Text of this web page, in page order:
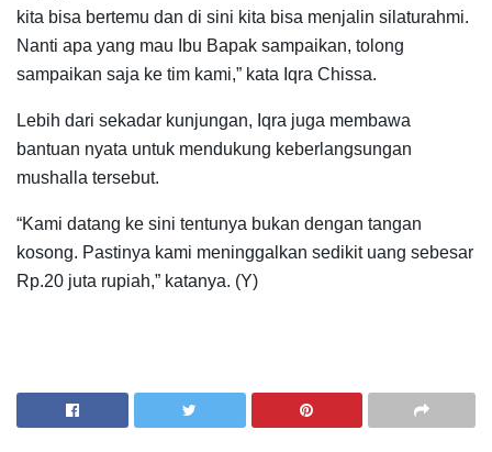
kita bisa bertemu dan di sini kita bisa menjalin silaturahmi.
Nanti apa yang mau Ibu Bapak sampaikan, tolong
sampaikan saja ke tim kami,” kata Iqra Chissa.
Lebih dari sekadar kunjungan, Iqra juga membawa
bantuan nyata untuk mendukung keberlangsungan
mushalla tersebut.
“Kami datang ke sini tentunya bukan dengan tangan
kosong. Pastinya kami meninggalkan sedikit uang sebesar
Rp.20 juta rupiah,” katanya. (Y)